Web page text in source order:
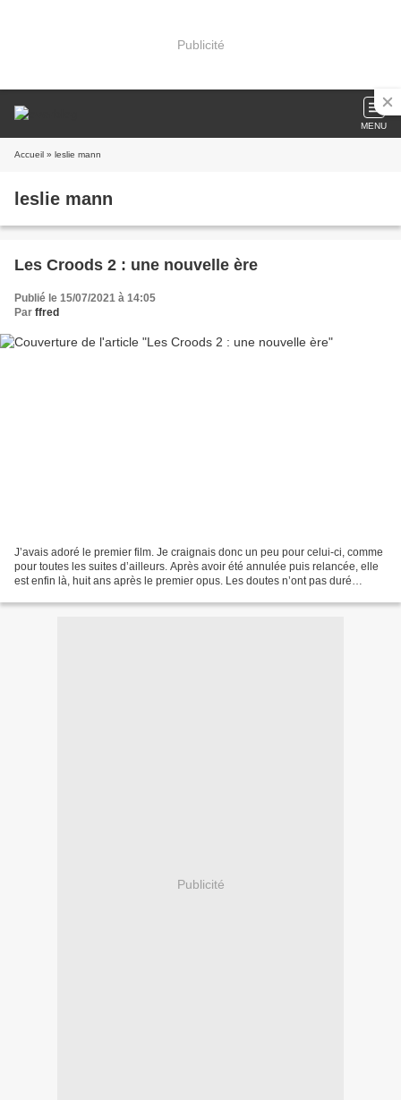
Publicité
MENU
Accueil » leslie mann
leslie mann
Les Croods 2 : une nouvelle ère
Publié le 15/07/2021 à 14:05
Par ffred
J’avais adoré le premier film. Je craignais donc un peu pour celui-ci, comme
pour toutes les suites d’ailleurs. Après avoir été annulée puis relancée, elle
est enfin là, huit ans après le premier opus. Les doutes n’ont pas duré
Publicité